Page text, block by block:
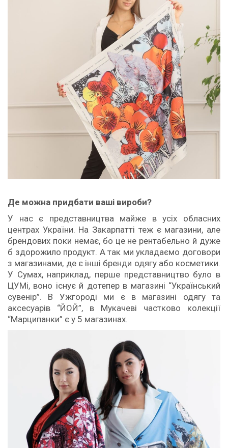
Де можна придбати ваші вироби?
У нас є представництва майже в усіх обласних
центрах України. На Закарпатті теж є магазини, але
брендових поки немає, бо це не рентабельно й дуже
б здорожило продукт. А так ми укладаємо договори
з магазинами, де є інші бренди одягу або косметики.
У Сумах, наприклад, перше представництво було в
ЦУМі, воно існує й дотепер в магазині “Український
сувенір”. В Ужгороді ми є в магазині одягу та
аксесуарів “ЙОЙ”, в Мукачеві частково колекції
“Марципанки” є у 5 магазинах.